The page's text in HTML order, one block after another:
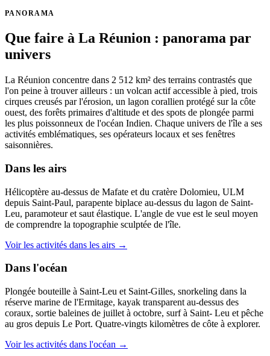
PANORAMA
Que faire à La Réunion : panorama par
univers
La Réunion concentre dans 2 512 km² des terrains contrastés que
l'on peine à trouver ailleurs : un volcan actif accessible à pied, trois
cirques creusés par l'érosion, un lagon corallien protégé sur la côte
ouest, des forêts primaires d'altitude et des spots de plongée parmi
les plus poissonneux de l'océan Indien. Chaque univers de l'île a ses
activités emblématiques, ses opérateurs locaux et ses fenêtres
saisonnières.
Dans les airs
Hélicoptère au-dessus de Mafate et du cratère Dolomieu, ULM
depuis Saint-Paul, parapente biplace au-dessus du lagon de Saint-
Leu, paramoteur et saut élastique. L'angle de vue est le seul moyen
de comprendre la topographie sculptée de l'île.
Voir les activités dans les airs →
Dans l'océan
Plongée bouteille à Saint-Leu et Saint-Gilles, snorkeling dans la
réserve marine de l'Ermitage, kayak transparent au-dessus des
coraux, sortie baleines de juillet à octobre, surf à Saint- Leu et pêche
au gros depuis Le Port. Quatre-vingts kilomètres de côte à explorer.
Voir les activités dans l'océan →